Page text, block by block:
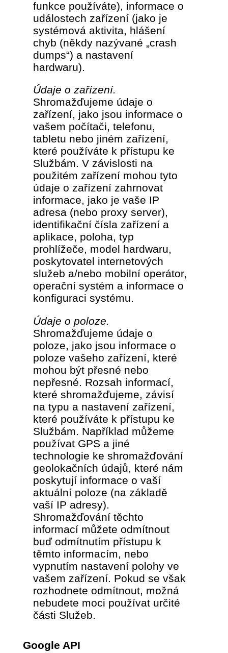
funkce používáte), informace o
událostech zařízení (jako je
systémová aktivita, hlášení
chyb (někdy nazývané „crash
dumps“) a nastavení
hardwaru).
Údaje o zařízení.
Shromažďujeme údaje o
zařízení, jako jsou informace o
vašem počítači, telefonu,
tabletu nebo jiném zařízení,
které používáte k přístupu ke
Službám. V závislosti na
použitém zařízení mohou tyto
údaje o zařízení zahrnovat
informace, jako je vaše IP
adresa (nebo proxy server),
identifikační čísla zařízení a
aplikace, poloha, typ
prohlížeče, model hardwaru,
poskytovatel internetových
služeb a/nebo mobilní operátor,
operační systém a informace o
konfiguraci systému.
Údaje o poloze.
Shromažďujeme údaje o
poloze, jako jsou informace o
poloze vašeho zařízení, které
mohou být přesné nebo
nepřesné. Rozsah informací,
které shromažďujeme, závisí
na typu a nastavení zařízení,
které používáte k přístupu ke
Službám. Například můžeme
používat GPS a jiné
technologie ke shromažďování
geolokačních údajů, které nám
poskytují informace o vaší
aktuální poloze (na základě
vaší IP adresy).
Shromažďování těchto
informací můžete odmítnout
buď odmítnutím přístupu k
těmto informacím, nebo
vypnutím nastavení polohy ve
vašem zařízení. Pokud se však
rozhodnete odmítnout, možná
nebudete moci používat určité
části Služeb.
Google API